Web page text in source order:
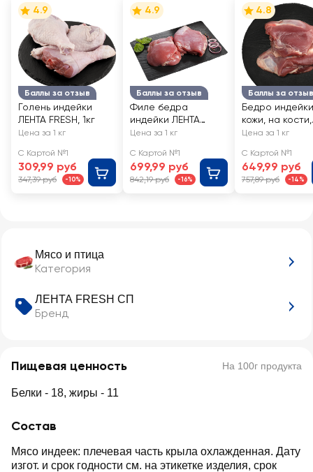
Мясо и птица
Категория
ЛЕНТА FRESH СП
Бренд
Пищевая ценность На 100г продукта
Белки - 18, жиры - 11
Состав
Мясо индеек: плечевая часть крыла охлажденная. Дату
изгот. и срок годности см. на этикетке изделия, срок
Баллы за отзыв
4.9
Голень индейки
ЛЕНТА FRESH, 1кг
Цена за 1 кг
С Картой №1
309,99 руб
347,39 руб -10%
Баллы за отзыв
4.9
Филе бедра
индейки ЛЕНТА
FRESH, весовое
Цена за 1 кг
С Картой №1
699,99 руб
842,19 руб -16%
Баллы за отзыв
4.8
Бедро
кожи, на кости,
весовое
Цена за 1 кг
С Картой №1
649,99 руб
757,89 руб -14%